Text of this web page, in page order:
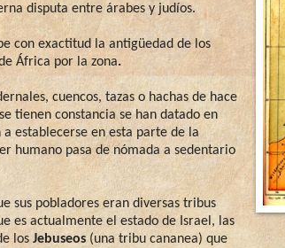
disputa entre árabes y judíos.
con exactitud la antigüedad de los
África por la zona.
cuencos, tazas o hachas de hace
tienen constancia se han datado en
establecerse en esta parte de la
humano pasa de nómada a sedentario
sus pobladores eran diversas tribus
es actualmente el estado de Israel, las
los Jebuseos(una tribu cananea) que